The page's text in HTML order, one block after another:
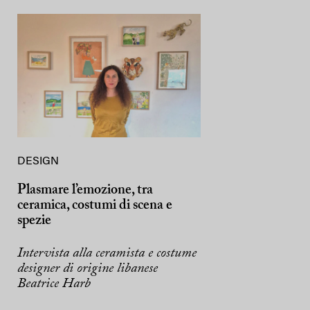
DESIGN
Plasmare l’emozione, tra
ceramica, costumi di scena e
spezie
Intervista alla ceramista e costume
designer di origine libanese
Beatrice Harb